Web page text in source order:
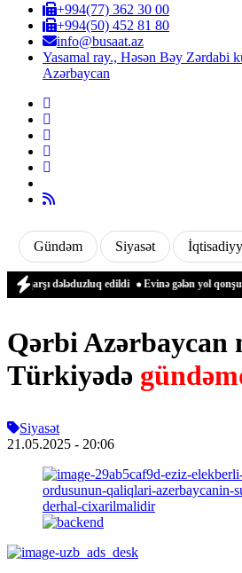
+994(77) 362 30 00
+994(50) 452 81 80
info@busaat.az
Yasamal ray., Həsən Bəy Zərdabi
Azərbaycan
Gündəm Siyasət
dələduzluq edildi Evinə gələn yol qonşusu
Qərbi Azərbaycan
Türkiyədə
Siyasət
21.05.2025 - 20:06